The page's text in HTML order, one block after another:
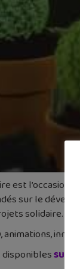
est l’occasion
sur le
solidaire.
animations,
sur